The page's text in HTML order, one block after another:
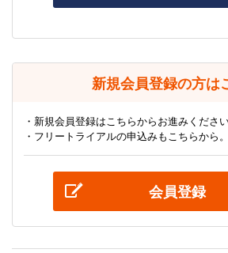
新規会員登録の方は
・新規会員登録はこちらからお進みください
・フリートライアルの申込みもこちらから。
会員登録